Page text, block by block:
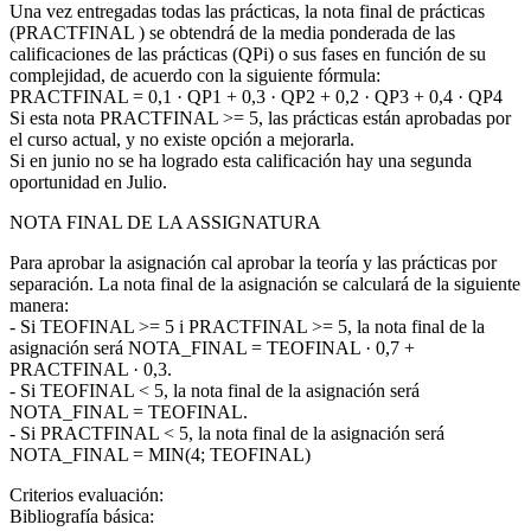
Una vez entregadas todas las prácticas, la nota final de prácticas
(PRACTFINAL ) se obtendrá de la media ponderada de las
calificaciones de las prácticas (QPi) o sus fases en función de su
complejidad, de acuerdo con la siguiente fórmula:
PRACTFINAL = 0,1 · QP1 + 0,3 · QP2 + 0,2 · QP3 + 0,4 · QP4
Si esta nota PRACTFINAL >= 5, las prácticas están aprobadas por
el curso actual, y no existe opción a mejorarla.
Si en junio no se ha logrado esta calificación hay una segunda
oportunidad en Julio.
NOTA FINAL DE LA ASSIGNATURA
Para aprobar la asignación cal aprobar la teoría y las prácticas por
separación. La nota final de la asignación se calculará de la siguiente
manera:
- Si TEOFINAL >= 5 i PRACTFINAL >= 5, la nota final de la
asignación será NOTA_FINAL = TEOFINAL · 0,7 +
PRACTFINAL · 0,3.
- Si TEOFINAL < 5, la nota final de la asignación será
NOTA_FINAL = TEOFINAL.
- Si PRACTFINAL < 5, la nota final de la asignación será
NOTA_FINAL = MIN(4; TEOFINAL)
Criterios evaluación:
Bibliografía básica: